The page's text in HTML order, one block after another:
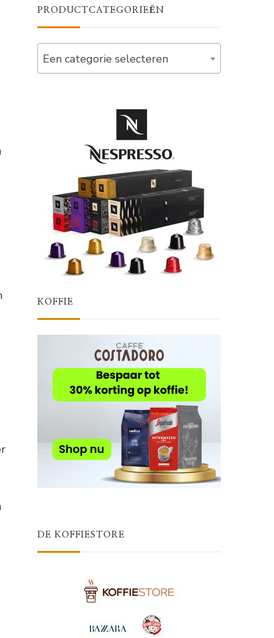
PRODUCTCATEGORIEËN
Een categorie selecteren
KOFFIE
DE KOFFIESTORE